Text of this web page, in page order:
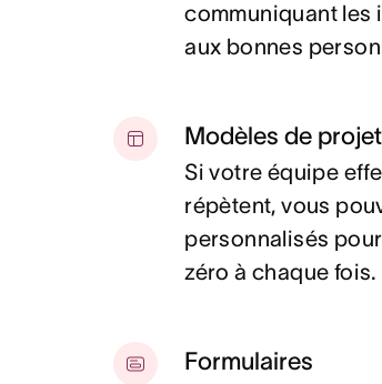
communiquant les
aux bonnes
Modèles de
Si votre équipe
répètent, vous
personnalisés
zéro à chaque fois.
Formulaires